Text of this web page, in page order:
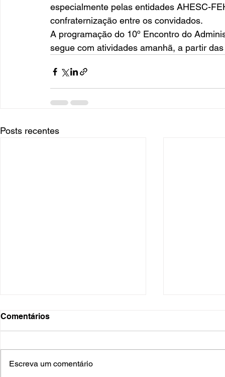
especialmente pelas entidades AHESC-
confraternização entre os convidados.
A programação do 10º Encontro do
segue com atividades amanhã, a partir
Posts recentes
Comentários
Escreva um comentário